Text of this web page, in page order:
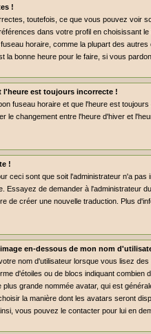
!
toutefois, ce que vous pouvez voir
dans votre profil en choisissant
horaire, comme la plupart des
la bonne heure pour le faire, si vous
l'heure est toujours incorrecte !
fuseau horaire et que l'heure est
le changement entre l'heure d'hiver et
!
ceci sont que soit l'administrateur n'a
Essayez de demander à l'administrateur
de créer une nouvelle traduction. Plus
en-dessous de mon nom
nom d'utilisateur lorsque vous lisez
d'étoiles ou de blocs indiquant
grande nommée avatar, qui est
la manière dont les avatars seront
vous pouvez le contacter pour lui en